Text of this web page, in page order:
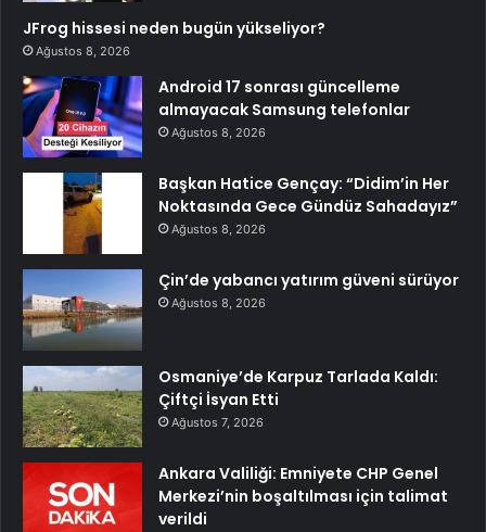
JFrog hissesi neden bugün yükseliyor?
Ağustos 8, 2026
Android 17 sonrası güncelleme
almayacak Samsung telefonlar
Ağustos 8, 2026
Başkan Hatice Gençay: “Didim’in Her
Noktasında Gece Gündüz Sahadayız”
Ağustos 8, 2026
Çin’de yabancı yatırım güveni sürüyor
Ağustos 8, 2026
Osmaniye’de Karpuz Tarlada Kaldı:
Çiftçi İsyan Etti
Ağustos 7, 2026
Ankara Valiliği: Emniyete CHP Genel
Merkezi’nin boşaltılması için talimat
verildi